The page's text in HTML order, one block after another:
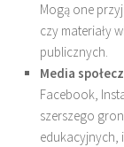
Mogą one
czy materiały
publicznych.
Media
Facebook,
szerszego
edukacyjnych,